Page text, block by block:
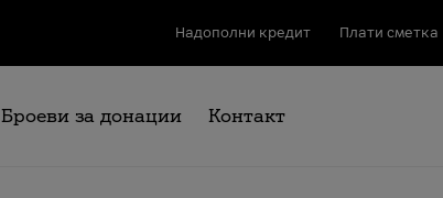
Надополни кредит Плати сметка
Броеви за донации Контакт